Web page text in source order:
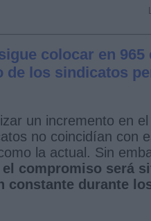
colocar en
de los sindicatos
un incremento en
no coincidían con
la actual. Sin
compromiso será
durante